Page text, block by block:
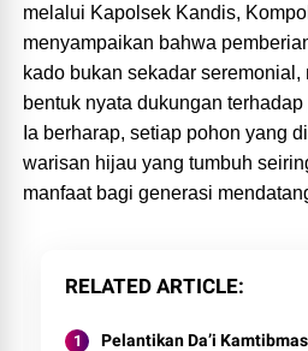
melalui Kapolsek Kandis,
menyampaikan bahwa
kado bukan sekadar seremonial,
bentuk nyata dukungan
Ia berharap, setiap pohon yang
warisan hijau yang tumbuh
manfaat bagi generasi
RELATED ARTICLE
Pelantikan Da’i